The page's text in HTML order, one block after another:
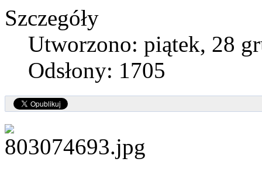
Szczegóły
Utworzono: piątek, 28
Odsłony: 1705